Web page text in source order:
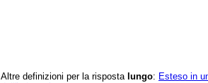
Altre definizioni per la risposta lungo: Esteso in